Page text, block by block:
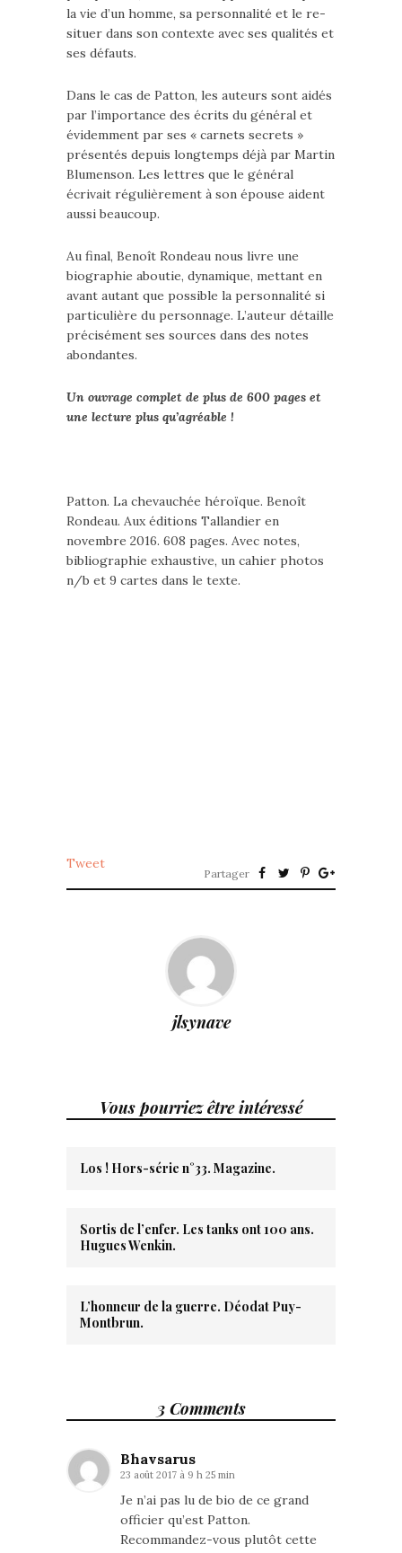
la vie d’un homme, sa personnalité et le re-
situer dans son contexte avec ses qualités et
ses défauts.
Dans le cas de Patton, les auteurs sont aidés
par l’importance des écrits du général et
évidemment par ses « carnets secrets »
présentés depuis longtemps déjà par Martin
Blumenson. Les lettres que le général
écrivait régulièrement à son épouse aident
aussi beaucoup.
Au final, Benoît Rondeau nous livre une
biographie aboutie, dynamique, mettant en
avant autant que possible la personnalité si
particulière du personnage. L’auteur détaille
précisément ses sources dans des notes
abondantes.
Un ouvrage complet de plus de 600 pages et
une lecture plus qu’agréable !
Patton. La chevauchée héroïque. Benoît
Rondeau. Aux éditions Tallandier en
novembre 2016. 608 pages. Avec notes,
bibliographie exhaustive, un cahier photos
n/b et 9 cartes dans le texte.
Tweet
Partager
jlsynave
Vous pourriez être intéressé
Los ! Hors-série n°33. Magazine.
Sortis de l’enfer. Les tanks ont 100 ans.
Hugues Wenkin.
L’honneur de la guerre. Déodat Puy-
Montbrun.
3 Comments
Bhavsarus
23 août 2017 à 9 h 25 min
Je n’ai pas lu de bio de ce grand
officier qu’est Patton.
Recommandez-vous plutôt cette